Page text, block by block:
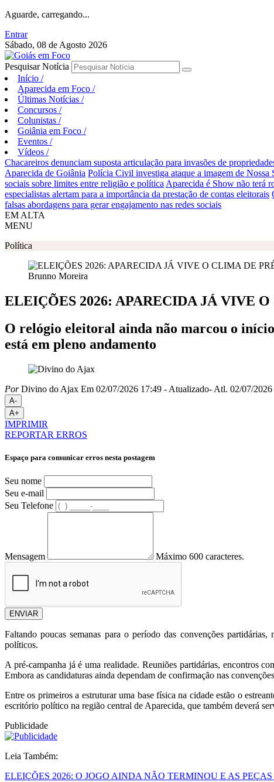
Aguarde, carregando...
Entrar
Sábado, 08 de Agosto 2026
Pesquisar Notícia
Início /
Aparecida em Foco /
Últimas Notícias /
Concursos /
Colunistas /
Goiânia em Foco /
Eventos /
Vídeos /
Chacareiros denunciam suposta articulação para invasões de
Aparecida de Goiânia Polícia Civil investiga ataque a imagem de
sociais sobre limites entre religião e política Aparecida é Show não terá
especialistas alertam para a importância da prestação de contas eleitorais
falsas abordagens para gerar engajamento nas redes sociais
EM ALTA
MENU
Política
Brunno Moreira
ELEIÇÕES 2026: APARECIDA JÁ VIVE
O relógio eleitoral ainda não marcou o
está em pleno andamento
PorDivino do Ajax Em 02/07/2026 17:49 - Atualizado- Atl. 02/07/
A-
A+
IMPRIMIR
REPORTAR ERROS
Espaço para comunicar erros nesta postagem
Seu nome
Seu e-mail
Seu Telefone
Mensagem Máximo 600 caracteres.
ENVIAR
Faltando poucas semanas para o período das convenções
políticos.
A pré-campanha já é uma realidade. Reuniões partidárias, encontros
Embora as candidaturas ainda dependam de confirmação nas
Entre os primeiros a estruturar uma base física na cidade estão o
escritório político na região central de Aparecida, que também deverá
Publicidade
Leia Também:
ELEIÇÕES 2026: O JOGO AINDA NÃO TERMINOU E AS